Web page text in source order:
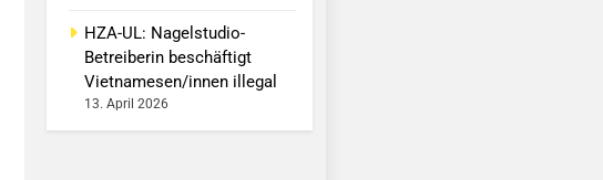
HZA-UL: Nagelstudio-
Betreiberin beschäftigt
Vietnamesen/innen illegal
13. April 2026